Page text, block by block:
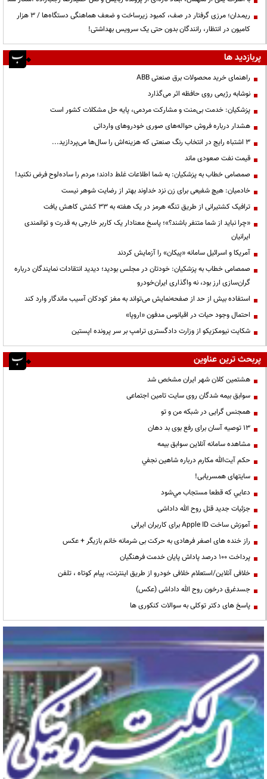
ریمـدان؛ مرزی گرفتار در صف، کمبود زیرساخت و ضعف هماهنگی دستگاه‌ها / ۳ هزار
کامیون در انتظار، رانندگان بدون حتی یک سرویس بهداشتی!
پربازدید ها
راهنمای خرید محصولات برق صنعتی ABB
نوشابه رژیمی روی حافظه اثر می‌گذارد
پزشکیان: خدمت بی‌منت و مشارکت مردمی، پایه حل مشکلات کشور است
هشدار درباره فروش حواله‌های صوری خودروهای وارداتی
3 اشتباه رایج در انتخاب رنگ صنعتی که هزینه‌اش را سال‌ها می‌پردازید...
قیمت نفت صعودی ماند
صمصامی خطاب به پزشکیان: به شما اطلاعات غلط دادند؛ مردم را ساده‌لوح فرض نکنید!
خادمیان: هیچ شفیعی برای زن نزد خداوند بهتر از رضایت شوهر نیست
ترافیک کشتیرانی از طریق تنگه هرمز در یک هفته به ۳۳ کشتی کاهش یافت
«چرا نباید از شما متنفر باشند؟»؛ پاسخ معنادار یک کاربر خارجی به قدرت و توانمندی
ایرانیان
آمریکا و اسرائیل سامانه «پیکان» را آزمایش کردند
صمصامی خطاب به پزشکیان: خودتان در مجلس بودید؛ دیدید انتقادات نمایندگان درباره
گران‌سازی ارز بود، نه واگذاری ایران‌خودرو
استفاده بیش از حد از صفحه‌نمایش می‌تواند به مغز کودکان آسیب ماندگار وارد کند
احتمال وجود حیات در اقیانوس مدفون «اروپا»
شکایت نیومکزیکو از وزارت دادگستری ترامپ بر سر پرونده اپستین
پربحث ترین عناوین
هشتمین کلان شهر ایران مشخص شد
سوابق بیمه شدگان روی سایت تامین اجتماعی
همجنس گرایی در شبکه من و تو
13 توصیه آسان برای رفع بوی بد دهان
مشاهده سامانه آنلاين سوابق بیمه
حكم آيت‌الله مكارم درباره شاهين نجفي
سایتهای همسریابی!
دعايي كه قطعا مستجاب مي‌شود
جزئیات جدید قتل روح الله داداشی
آموزش ساخت Apple ID برای کاربران ایرانی
راز خنده های اصغر فرهادی به حرکت بی شرمانه خانم بازیگر + عکس
پرداخت ۱۰۰ درصد پاداش پایان خدمت فرهنگیان
خلافی آنلاین/استعلام خلافی خودرو از طریق اینترنت، پیام کوتاه ، تلفن
جسدغرق درخون روح الله داداشی (عکس)
پاسخ های دکتر توکلی به سوالات کنکوری ها